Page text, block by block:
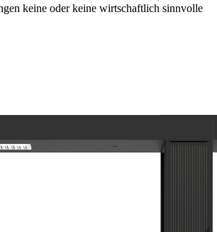
keine oder keine wirtschaftlich sinnvolle